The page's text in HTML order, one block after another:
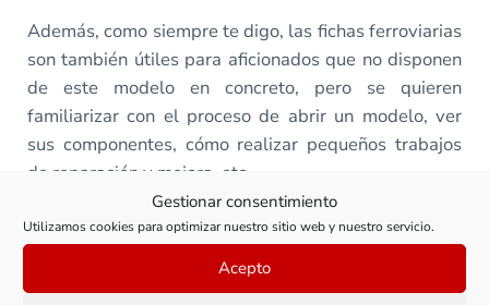
Gestionar consentimiento
Utilizamos cookies para optimizar nuestro sitio web y nuestro servicio.
Acepto
Además, como siempre te digo, las fichas ferroviarias
son también útiles para aficionados que no disponen
de este modelo en concreto, pero se quieren
familiarizar con el proceso de abrir un modelo, ver
sus componentes, cómo realizar pequeños trabajos
de reparación y mejora, etc.
Para completar la ficha, te enseñaré paso a paso
cómo realizar su transformación al sistema de tres
carriles (corriente alterna) y terminaremos aplicando